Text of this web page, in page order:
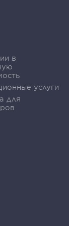
в
услуги
для